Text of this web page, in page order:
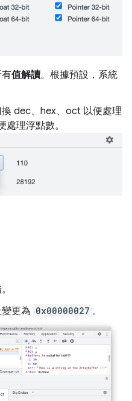
值解讀。根據預設，系統
dec、hex、oct 以便處理
理浮點數。
更為 0x00000027 。